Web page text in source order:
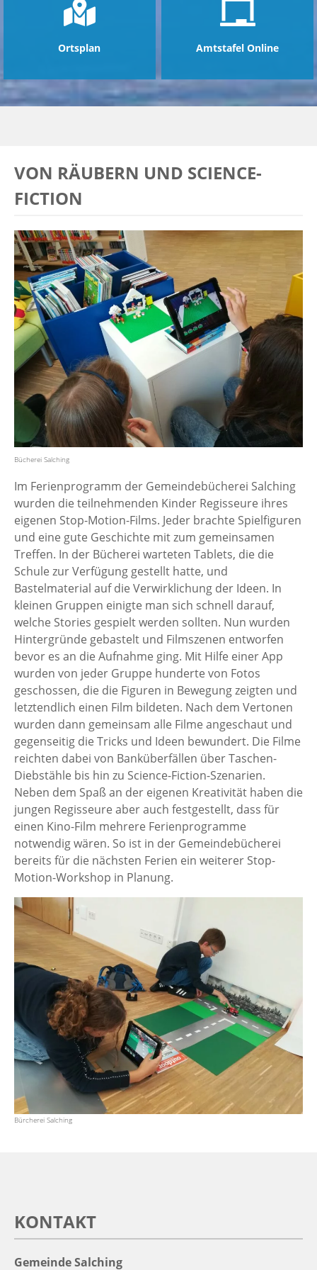
Ortsplan Amtstafel Online
VON RÄUBERN UND SCIENCE-
FICTION
Bücherei Salching
Im Ferienprogramm der Gemeindebücherei Salching
wurden die teilnehmenden Kinder Regisseure ihres
eigenen Stop-Motion-Films. Jeder brachte Spielfiguren
und eine gute Geschichte mit zum gemeinsamen
Treffen. In der Bücherei warteten Tablets, die die
Schule zur Verfügung gestellt hatte, und
Bastelmaterial auf die Verwirklichung der Ideen. In
kleinen Gruppen einigte man sich schnell darauf,
welche Stories gespielt werden sollten. Nun wurden
Hintergründe gebastelt und Filmszenen entworfen
bevor es an die Aufnahme ging. Mit Hilfe einer App
wurden von jeder Gruppe hunderte von Fotos
geschossen, die die Figuren in Bewegung zeigten und
letztendlich einen Film bildeten. Nach dem Vertonen
wurden dann gemeinsam alle Filme angeschaut und
gegenseitig die Tricks und Ideen bewundert. Die Filme
reichten dabei von Banküberfällen über Taschen-
Diebstähle bis hin zu Science-Fiction-Szenarien.
Neben dem Spaß an der eigenen Kreativität haben die
jungen Regisseure aber auch festgestellt, dass für
einen Kino-Film mehrere Ferienprogramme
notwendig wären. So ist in der Gemeindebücherei
bereits für die nächsten Ferien ein weiterer Stop-
Motion-Workshop in Planung.
Bürcherei Salching
KONTAKT
Gemeinde Salching